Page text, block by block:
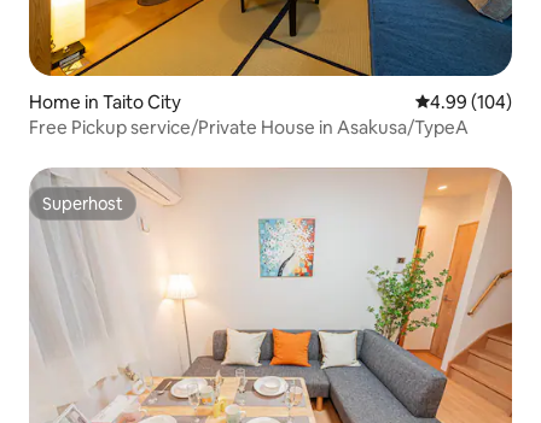
Home in Taito City 4.99 out of 5
4.99 (104)
Free Pickup service/Private House in Asakusa/TypeA
Superhost
Superhost